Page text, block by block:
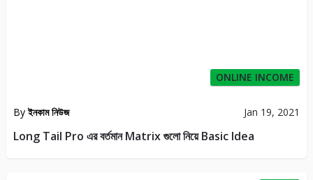
ONLINE INCOME
Byইনকাম নিউজ Jan 19, 2021
Long Tail Pro এর বর্তমান Matrix গুলো নিয়ে Basic Idea